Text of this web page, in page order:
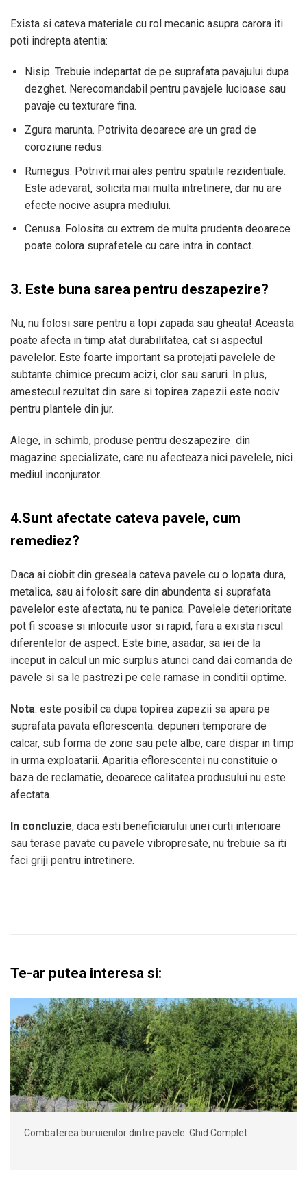
Exista si cateva materiale cu rol mecanic asupra carora iti
poti indrepta atentia:
Nisip. Trebuie indepartat de pe suprafata pavajului dupa
dezghet. Nerecomandabil pentru pavajele lucioase sau
pavaje cu texturare fina.
Zgura marunta. Potrivita deoarece are un grad de
coroziune redus.
Rumegus. Potrivit mai ales pentru spatiile rezidentiale.
Este adevarat, solicita mai multa intretinere, dar nu are
efecte nocive asupra mediului.
Cenusa. Folosita cu extrem de multa prudenta deoarece
poate colora suprafetele cu care intra in contact.
3. Este buna sarea pentru deszapezire?
Nu, nu folosi sare pentru a topi zapada sau gheata! Aceasta
poate afecta in timp atat durabilitatea, cat si aspectul
pavelelor. Este foarte important sa protejati pavelele de
subtante chimice precum acizi, clor sau saruri. In plus,
amestecul rezultat din sare si topirea zapezii este nociv
pentru plantele din jur.
Alege, in schimb, produse pentru deszapezire din
magazine specializate, care nu afecteaza nici pavelele, nici
mediul inconjurator.
4.Sunt afectate cateva pavele, cum
remediez?
Daca ai ciobit din greseala cateva pavele cu o lopata dura,
metalica, sau ai folosit sare din abundenta si suprafata
pavelelor este afectata, nu te panica. Pavelele deterioritate
pot fi scoase si inlocuite usor si rapid, fara a exista riscul
diferentelor de aspect. Este bine, asadar, sa iei de la
inceput in calcul un mic surplus atunci cand dai comanda de
pavele si sa le pastrezi pe cele ramase in conditii optime.
Nota: este posibil ca dupa topirea zapezii sa apara pe
suprafata pavata eflorescenta: depuneri temporare de
calcar, sub forma de zone sau pete albe, care dispar in timp
in urma exploatarii. Aparitia eflorescentei nu constituie o
baza de reclamatie, deoarece calitatea produsului nu este
afectata.
In concluzie, daca esti beneficiarului unei curti interioare
sau terase pavate cu pavele vibropresate, nu trebuie sa iti
faci griji pentru intretinere.
Te-ar putea interesa si:
Combaterea buruienilor dintre pavele: Ghid Complet